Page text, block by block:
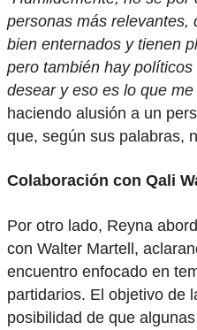
personas más relevantes,
bien enternados y tienen
pero también hay
desear y eso es lo que
haciendo alusión a un
que, según sus palabras,
Colaboración con Qali
Por otro lado, Reyna
con Walter Martell,
encuentro enfocado en
partidarios. El objetivo de
posibilidad de que